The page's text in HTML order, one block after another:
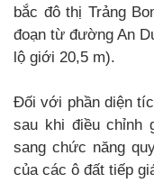
bắc đô thị Trảng
đoạn từ đường An
lộ giới 20,5 m).
Đối với phần diện
sau khi điều chỉnh
sang chức năng
của các ô đất tiếp